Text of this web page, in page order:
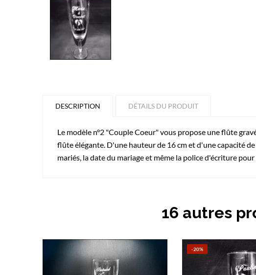
DESCRIPTION DÉTAILS DU PRODUIT
Le modèle n°2 "Couple Coeur" vous propose une flûte
flûte élégante. D'une hauteur de 16 cm et d'une capacité
mariés, la date du mariage et même la police d'écriture
16 autres
-20%